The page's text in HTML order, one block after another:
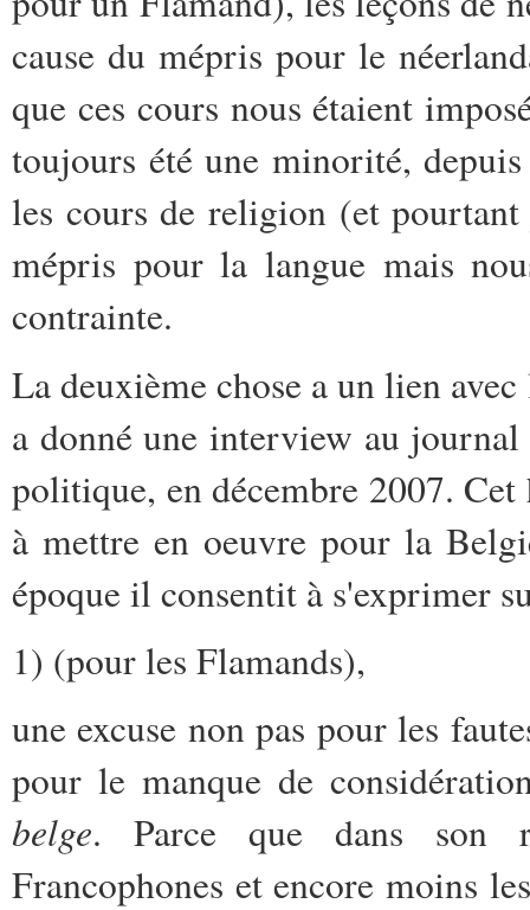
cause du mépris pour le
que ces cours nous étaient
toujours été une minorité,
les cours de religion (et
mépris pour la langue mais
contrainte.
La deuxième chose a un lien
a donné une interview au journal
politique, en décembre 2007.
à mettre en oeuvre pour la
époque il consentit à s'exprimer
1) (pour les Flamands),
une excuse non pas pour les
pour le manque de
belge. Parce que dans son
Francophones et encore moins